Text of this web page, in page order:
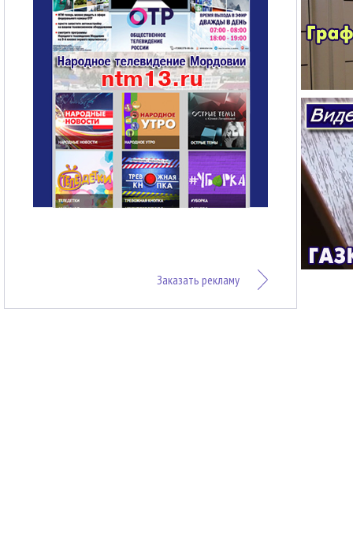
Заказать рекламу